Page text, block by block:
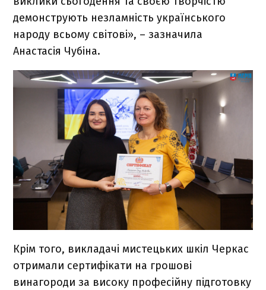
демонструють незламність українського
народу всьому світові», – зазначила
Анастасія Чубіна.
Крім того, викладачі мистецьких шкіл Черкас
отримали сертифікати на грошові
винагороди за високу професійну підготовку